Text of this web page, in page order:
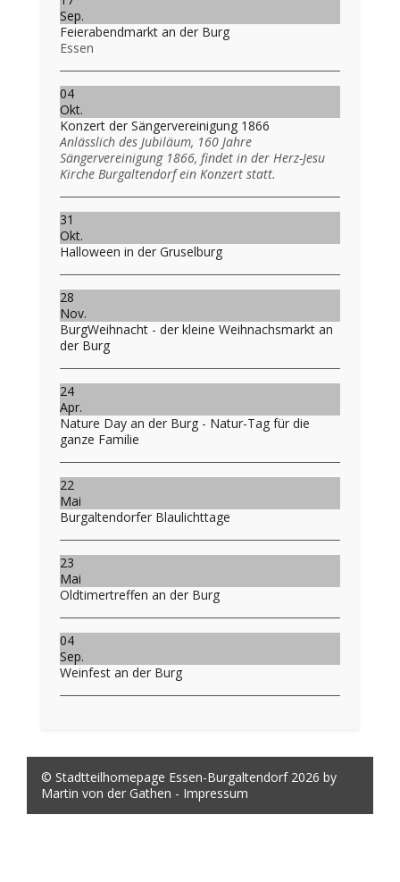
Sep.
Feierabendmarkt an der Burg
Essen
04
Okt.
Konzert der Sängervereinigung 1866
Anlässlich des Jubiläum, 160 Jahre
Sängervereinigung 1866, findet in der Herz-Jesu
Kirche Burgaltendorf ein Konzert statt.
31
Okt.
Halloween in der Gruselburg
28
Nov.
BurgWeihnacht - der kleine Weihnachsmarkt an
der Burg
24
Apr.
Nature Day an der Burg - Natur-Tag für die
ganze Familie
22
Mai
Burgaltendorfer Blaulichttage
23
Mai
Oldtimertreffen an der Burg
04
Sep.
Weinfest an der Burg
© Stadtteilhomepage Essen-Burgaltendorf 2026 by
Martin von der Gathen - Impressum